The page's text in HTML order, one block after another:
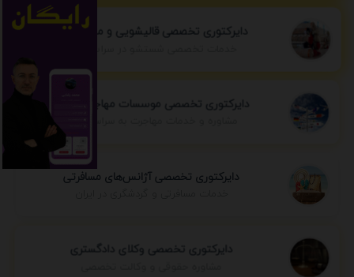
دایرکتوری تخصصی قالیشویی و مبل شویی
دایرکتوری تخصصی موسسات مهاجرتی ایران
مشاوره و خدمات مهاجرت به سراسر جهان
دایرکتوری تخصصی آژانس‌های مسافرتی
دایرکتوری تخصصی وکلای دادگستری